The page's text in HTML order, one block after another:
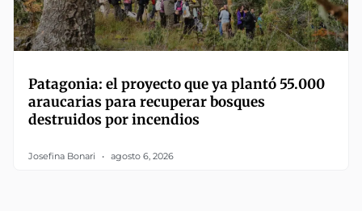
Patagonia: el proyecto que ya plantó 55.000
araucarias para recuperar bosques
destruidos por incendios
Josefina Bonari agosto 6, 2026